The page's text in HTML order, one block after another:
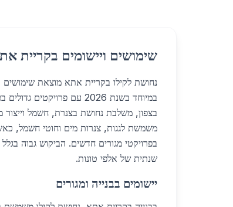
שימושים ויישומים בקריית
נחושת לקילו בקריית אתא מוצאת שימושים
במיוחד בשנת 2026 עם
בצפון, משלבת נחושת בצנרת, חשמל וייצור
בפרויקטי מגורים חדשים. הביקוש גבוה
שנתית של אלפי טונות.
יישומים בבנייה ומגורים